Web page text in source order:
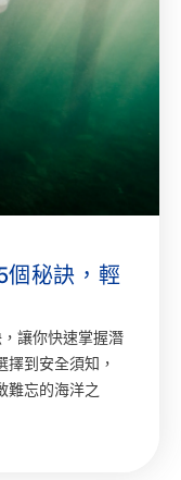
個秘訣，輕
讓你快速掌握潛
到安全須知，
難忘的海洋之